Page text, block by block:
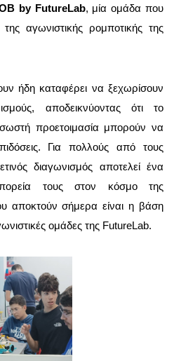
by FutureLab, μία ομάδα που
αγωνιστικής ρομποτικής της
ήδη καταφέρει να ξεχωρίσουν
αποδεικνύοντας ότι το
προετοιμασία μπορούν να
Για πολλούς από τους
διαγωνισμός αποτελεί ένα
τους στον κόσμο της
αποκτούν σήμερα είναι η βάση
ομάδες της FutureLab.